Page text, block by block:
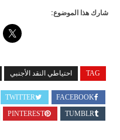
شارك هذا الموضوع:
TAG احتياطي النقد الأجنبي
FACEBOOK
TWITTER
TUMBLR
PINTEREST